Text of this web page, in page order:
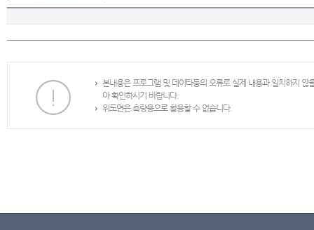
본내용은 프로그램 및 데이타등의 오류로 실제 내용과 일치하지
아 확인하시기 바랍니다.
위도면은 측량용으로 활용할 수 없습니다.